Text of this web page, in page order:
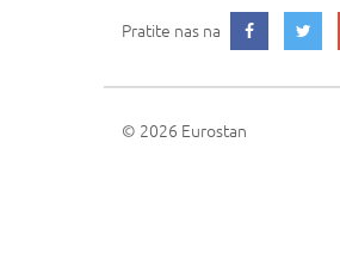
Pratite nas na
© 2026 Eurostan